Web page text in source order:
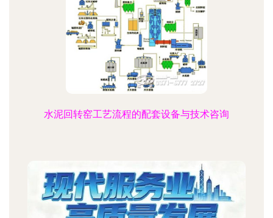
水泥回转窑工艺流程的配套设备与技术咨询